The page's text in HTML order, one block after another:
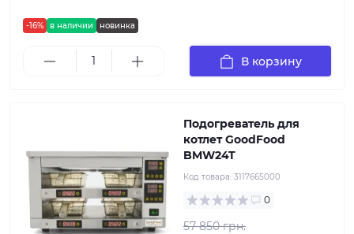
-16% в наличии новинка
В корзину
Подогреватель для
котлет GoodFood
BMW24T
Код товара: 3117665000
0
57 850 грн.